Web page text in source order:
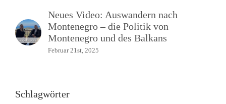
Neues Video: Auswandern nach
Montenegro – die Politik von
Montenegro und des Balkans
Februar 21st, 2025
Schlagwörter